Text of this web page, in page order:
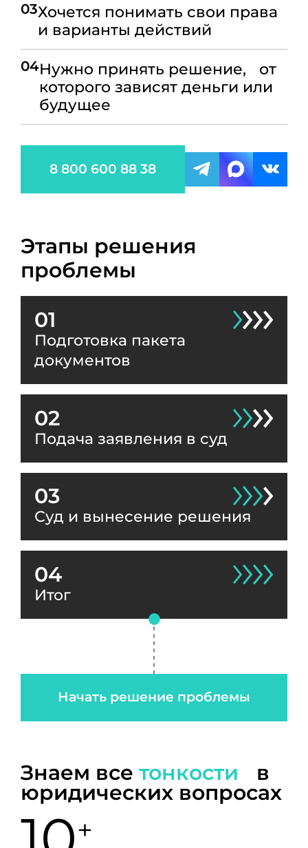
03Хочется понимать свои права
и варианты действий
04Нужно принять решение, от
которого зависят деньги или
будущее
8 800 600 88 38
Этапы решения
проблемы
01
Подготовка пакета
документов
02
Подача заявления в суд
03
Суд и вынесение решения
04
Итог
Начать решение проблемы
Знаем все тонкости в
юридических вопросах
+